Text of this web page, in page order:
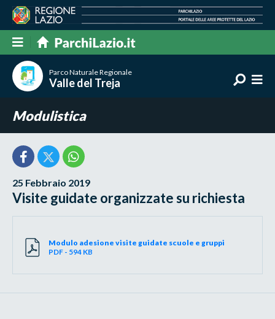
Parco Naturale Regionale
Valle del Treja
Modulistica
25 Febbraio 2019
Visite guidate organizzate su richiesta
Modulo adesione visite guidate scuole e gruppi
PDF - 594 KB